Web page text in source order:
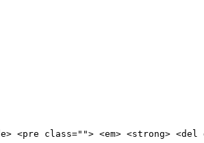
class=""> <em> <strong>